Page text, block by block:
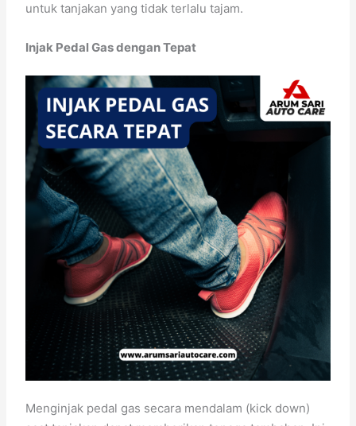
untuk tanjakan yang tidak terlalu tajam.
Injak Pedal Gas dengan Tepat
Menginjak pedal gas secara mendalam (kick down)